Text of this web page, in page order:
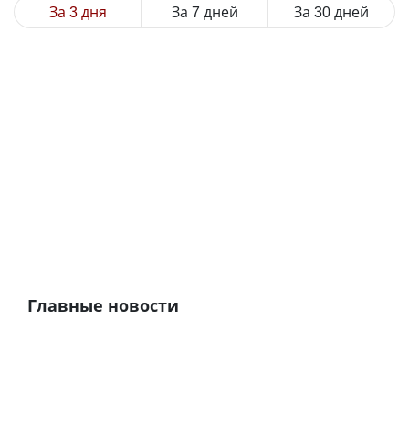
За 3 дня За 7 дней За 30 дней
Главные новости